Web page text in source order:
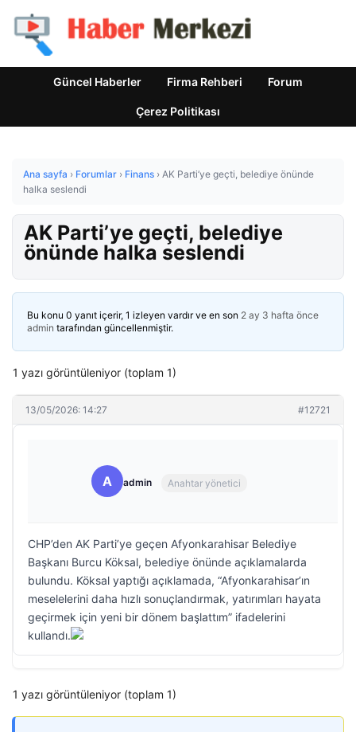
Güncel Haberler Firma Rehberi Forum
Çerez Politikası
Ana sayfa › Forumlar › Finans › AK Parti’ye geçti, belediye önünde
halka seslendi
AK Parti’ye geçti, belediye
önünde halka seslendi
Bu konu 0 yanıt içerir, 1 izleyen vardır ve en son 2 ay 3 hafta önce
admin tarafından güncellenmiştir.
1 yazı görüntüleniyor (toplam 1)
13/05/2026: 14:27 #12721
A admin Anahtar yönetici
CHP’den AK Parti’ye geçen Afyonkarahisar Belediye
Başkanı Burcu Köksal, belediye önünde açıklamalarda
bulundu. Köksal yaptığı açıklamada, “Afyonkarahisar’ın
meselelerini daha hızlı sonuçlandırmak, yatırımları hayata
geçirmek için yeni bir dönem başlattım” ifadelerini
kullandı.
1 yazı görüntüleniyor (toplam 1)